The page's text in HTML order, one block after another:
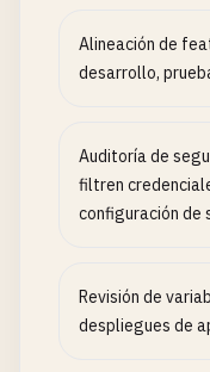
Alineación de
desarrollo,
Auditoría de
filtren
configuración de
Revisión de
despliegues de